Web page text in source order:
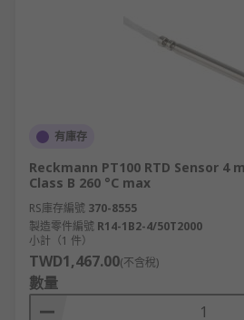
有庫存
Reckmann PT100 RTD Sensor 4
Class B 260 °C max
RS庫存編號 370-8555
製造零件編號 R14-1B2-4/50T2000
小計（1 件）
TWD1,467.00(不含稅)
數量